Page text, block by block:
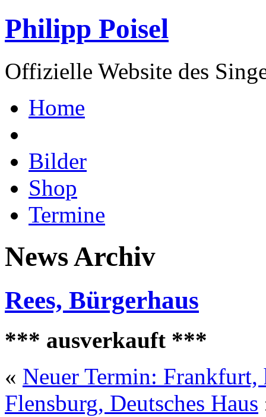
Philipp Poisel
Offizielle Website des
Home
Bilder
Shop
Termine
News Archiv
Rees, Bürgerhaus
*** ausverkauft ***
« Neuer Termin: Frankfurt,
Flensburg, Deutsches Haus